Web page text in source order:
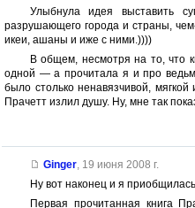
Улыбнула идея выставить
разрушающего города и страны,
икеи, ашаны и иже с ними.))))
В общем, несмотря на то, что
одной — а прочитала я и про
было столько ненавязчивой,
Прачетт излил душу. Ну, мне так
Ginger, 19 июня 2008 г.
Ну вот наконец и я приобщилась
Первая прочитанная книга